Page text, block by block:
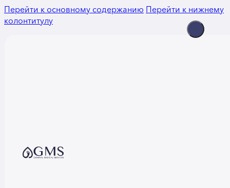
Перейти к основному содержаниюПерейти к нижнему
колонтитулу